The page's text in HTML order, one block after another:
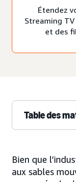
Étendez
Streaming
et des
Table des
Bien que
aux sables